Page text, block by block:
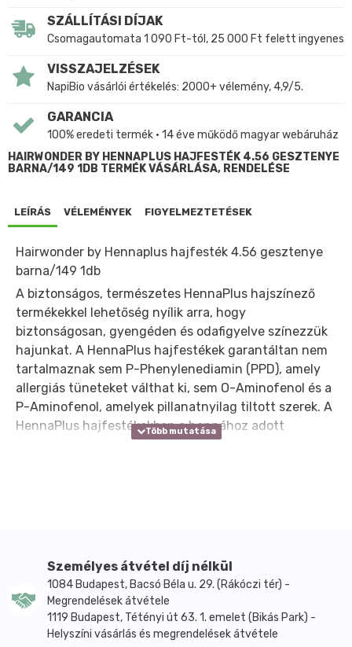
SZÁLLÍTÁSI DÍJAK
Csomagautomata 1 090 Ft-tól, 25 000 Ft felett ingyenes
VISSZAJELZÉSEK
NapiBio vásárlói értékelés: 2000+ vélemény, 4,9/5.
GARANCIA
100% eredeti termék • 14 éve működő magyar webáruház
HAIRWONDER BY HENNAPLUS HAJFESTÉK 4.56 GESZTENYE
BARNA/149 1DB TERMÉK VÁSÁRLÁSA, RENDELÉSE
LEÍRÁS VÉLEMÉNYEK FIGYELMEZTETÉSEK
Hairwonder by Hennaplus hajfesték 4.56 gesztenye
barna/149 1db
A biztonságos, természetes HennaPlus hajszínező
termékekkel lehetőség nyílik arra, hogy
biztonságosan, gyengéden és odafigyelve színezzük
hajunkat. A HennaPlus hajfestékek garantáltan nem
tartalmaznak sem P-Phenylenediamin (PPD), amely
allergiás tüneteket válthat ki, sem O-Aminofenol és a
P-Aminofenol, amelyek pillanatnyilag tiltott szerek. A
HennaPlus hajfestékekben a hennához adott
anyagok biztosítják, hogy kíméletesen és
A Biotin (azaz H-vitamin) dúsabbá, egészségesebbé
teszi a hajat, megelőzi a hajtöredezést és az erőteljes
hajhullást.
A Resorcinol gondoskodik a meleg színek
létrehozásáról.
Személyes átvétel díj nélkül
1084 Budapest, Bacsó Béla u. 29. (Rákóczi tér) -
Megrendelések átvétele
1119 Budapest, Tétényi út 63. 1. emelet (Bikás Park) -
Helyszíni vásárlás és megrendelések átvétele